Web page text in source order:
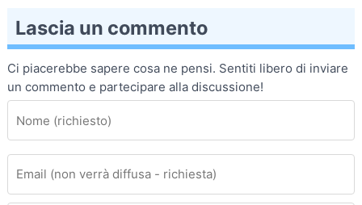
Lascia un commento
Ci piacerebbe sapere cosa ne pensi. Sentiti libero di inviare
un commento e partecipare alla discussione!